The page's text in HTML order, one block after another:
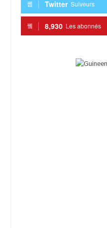
Twitter Suiveurs
8,930 Les abonnés